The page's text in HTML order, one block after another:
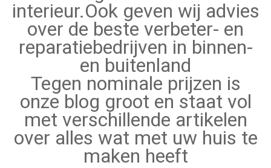
interieur.Ook geven wij advies
over de beste verbeter- en
reparatiebedrijven in binnen-
en buitenland
Tegen nominale prijzen is
onze blog groot en staat vol
met verschillende artikelen
over alles wat met uw huis te
maken heeft